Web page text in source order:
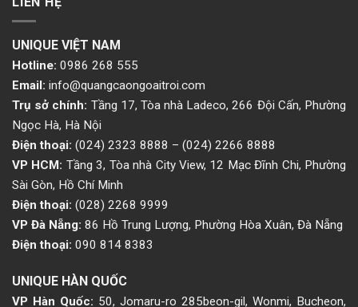
UNIQUE VIỆT NAM
Hotline: 0986 268 555
Email: info@quangcaongoaitroi.com
Trụ sở chính: Tầng 17, Tòa nhà Ladeco, 266 Đội Cấn, Phường
Ngọc Hà, Hà Nội
Điện thoại: (024) 2323 8888 – (024) 2266 8888
VP HCM: Tầng 3, Tòa nhà City View, 12 Mạc Đĩnh Chi, Phường
Sài Gòn, Hồ Chí Minh
Điện thoại: (028) 2268 9999
VP Đà Nẵng: 86 Hồ Trung Lượng, Phường Hòa Xuân, Đà Nẵng
Điện thoại: 090 814 8383
UNIQUE HÀN QUỐC
VP Hàn Quốc: 50, Jomaru-ro 285beon-gil, Wonmi, Bucheon,